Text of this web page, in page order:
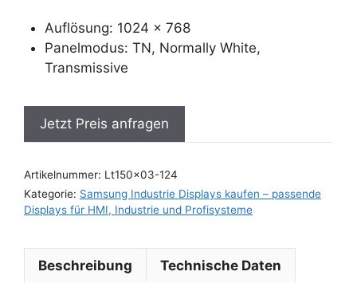
Auflösung: 1024 x 768
Panelmodus: TN, Normally White,
Transmissive
Jetzt Preis anfragen
Artikelnummer: Lt150x03-124
Kategorie: Samsung Industrie Displays kaufen – passende
Displays für HMI, Industrie und Profisysteme
Beschreibung Technische Daten